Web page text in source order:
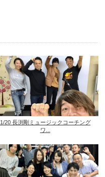
1/20 長渕剛ミュージックコーチング
ワ...